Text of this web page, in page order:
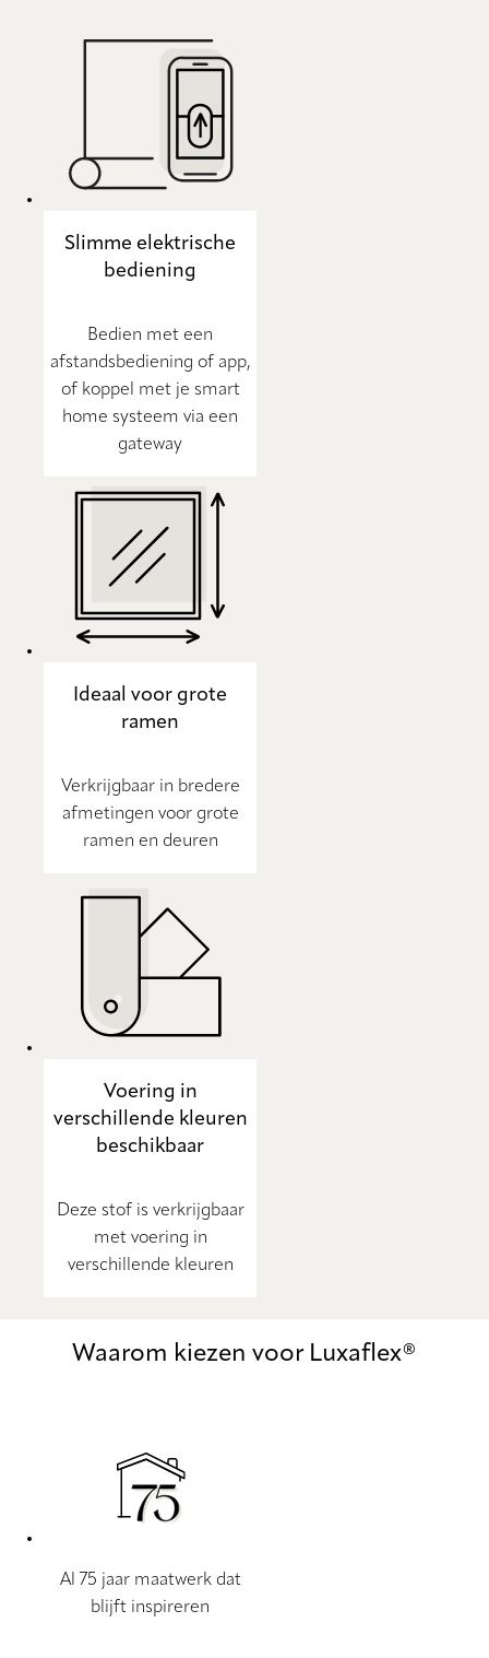
Slimme elektrische
bediening
Bedien met een
afstandsbediening of app,
of koppel met je smart
home systeem via een
gateway
Ideaal voor grote
ramen
Verkrijgbaar in bredere
afmetingen voor grote
ramen en deuren
Voering in
verschillende kleuren
beschikbaar
Deze stof is verkrijgbaar
met voering in
verschillende kleuren
Waarom kiezen voor Luxaflex®
Al 75 jaar maatwerk dat
blijft inspireren